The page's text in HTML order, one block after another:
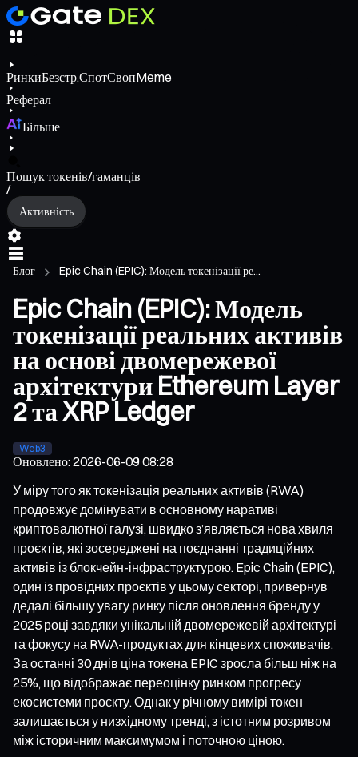
РинкиБезстр.СпотСвопMeme
Реферал
Більше
Пошук токенів/гаманців
/
Активність
Блог Epic Chain (EPIC): Модель токенізації ре...
Epic Chain (EPIC): Модель
токенізації реальних активів
на основі двомережевої
архітектури Ethereum Layer
2 та XRP Ledger
Web3
Оновлено:2026-06-09 08:28
У міру того як токенізація реальних активів (RWA)
продовжує домінувати в основному наративі
криптовалютної галузі, швидко з’являється нова хвиля
проєктів, які зосереджені на поєднанні традиційних
активів із блокчейн-інфраструктурою. Epic Chain (EPIC),
один із провідних проєктів у цьому секторі, привернув
дедалі більшу увагу ринку після оновлення бренду у
2025 році завдяки унікальній двомережевій архітектурі
та фокусу на RWA-продуктах для кінцевих споживачів.
За останні 30 днів ціна токена EPIC зросла більш ніж на
25%, що відображає переоцінку ринком прогресу
екосистеми проєкту. Однак у річному вимірі токен
залишається у низхідному тренді, з істотним розривом
між історичним максимумом і поточною ціною.